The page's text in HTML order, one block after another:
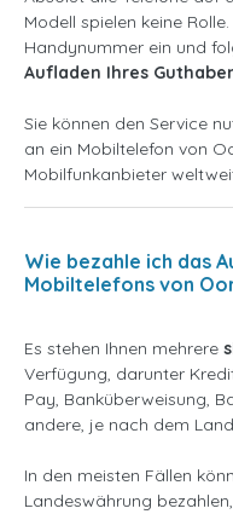
Modell spielen keine
Handynummer ein und
Aufladen Ihres
Sie können den Service
an ein Mobiltelefon von
Mobilfunkanbieter
Wie bezahle ich das
Mobiltelefons von
Es stehen Ihnen mehrere
Verfügung, darunter
Pay, Banküberweisung,
andere, je nach dem
In den meisten Fällen
Landeswährung